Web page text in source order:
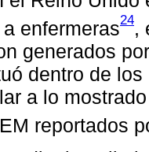
enfermeras24,
generados
dentro de
a lo
reportados